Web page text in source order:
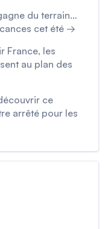
du terrain…
cet été →
France, les
au plan des
ce
arrêté pour les